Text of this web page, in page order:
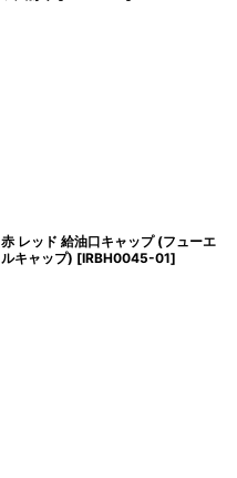
赤 レッド 給油口キャップ (フューエ
ルキャップ) [IRBH0045-01]